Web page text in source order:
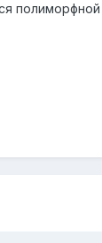
полиморфной